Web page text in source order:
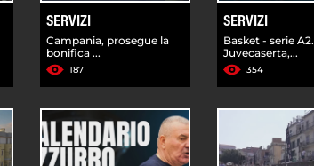
SERVIZI
Campania, prosegue la
bonifica ...
187
SERVIZI
Basket - serie A2.
Juvecaserta,...
354